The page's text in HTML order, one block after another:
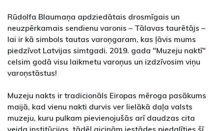
Rūdolfa Blaumaņa apdziedātais drosmīgais un
neuzpērkamais sendienu varonis – Tālavas taurētājs –
lai ir kā simbols tautas varoņgaram, kas ļāvis mums
piedzīvot Latvijas simtgadi. 2019. gada "Muzeju naktī"
celsim godā visu laikmetu varoņus un izdzīvosim viņu
varoņstāstus!
Muzeju nakts ir tradicionāls Eiropas mēroga pasākums
maijā, kad vienu nakti durvis ver lielākā daļa valsts
muzeju, kuru pulkam pievienojušās arī daudzas cita